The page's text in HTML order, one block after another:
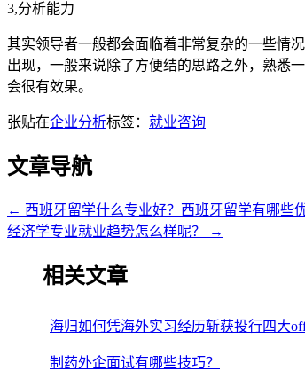
3,分析能力
其实领导者一般都会面临着非常复杂的一些情
出现，一般来说除了方便结的思路之外，熟悉
会很有效果。
张贴在企业分析标签： 就业咨询
文章导航
← 西班牙留学什么专业好？西班牙留学有哪些
经济学专业就业趋势怎么样呢？
→
相关文章
海归如何凭海外实习经历斩获投行四大
制药外企面试有哪些技巧？